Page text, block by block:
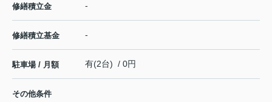
修繕積立金 -
修繕積立基金 -
駐車場 / 月額 有(2台) / 0円
その他条件